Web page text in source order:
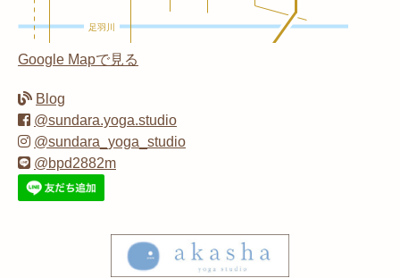
Google Mapで見る
Blog
@sundara.yoga.studio
@sundara_yoga_studio
@bpd2882m